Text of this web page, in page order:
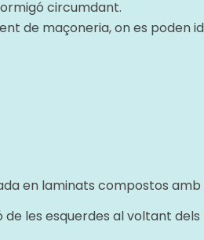
circumdant.
de maçoneria, on es poden
en laminats compostos
les esquerdes al voltant